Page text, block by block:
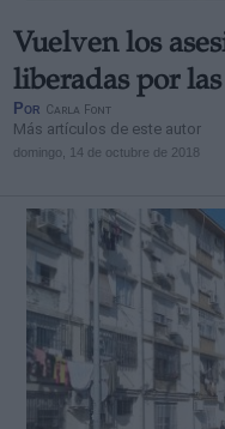
Vuelven los
liberadas por
Por Carla Font
Más artículos de este autor
domingo, 14 de octubre de 2018
Derechos:
Información adicional